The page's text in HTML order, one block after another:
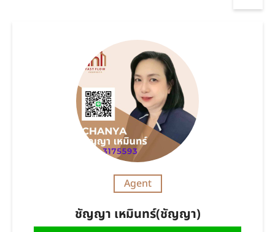
Agent
ชัญญา เหมินทร์(ชัญญา)